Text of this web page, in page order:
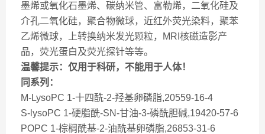
墨烯或氧化石墨烯、碳纳米管、富勒烯，二氧化硅及
介孔二氧化硅，聚合物微球，近红外荧光染料，聚苯
乙烯微球，上转换纳米发光颗粒，MRI核磁造影产
品，荧光蛋白及荧光探针等等。
温馨提示：仅用于科研，不能用于人体！
同系列：
M-LysoPC 1-十四酰-2-羟基卵磷脂,20559-16-4
S-lysoPC 1-硬脂酰-SN-甘油-3-磷酰胆碱,19420-57-6
POPC 1-棕榈酰基-2-油酰基卵磷脂,26853-31-6